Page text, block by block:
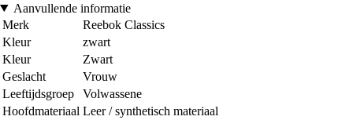
Aanvullende informatie
Merk
Reebok Classics
Kleur
zwart
Kleur
Zwart
Geslacht
Vrouw
Leeftijdsgroep
Volwassene
Hoofdmateriaal Leer / synthetisch materiaal